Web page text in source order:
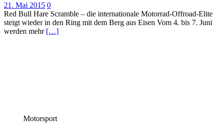
21. Mai 2015 0
Red Bull Hare Scramble – die internationale Motorrad-Offroad-Elite
steigt wieder in den Ring mit dem Berg aus Eisen Vom 4. bis 7. Juni
werden mehr […]
Motorsport